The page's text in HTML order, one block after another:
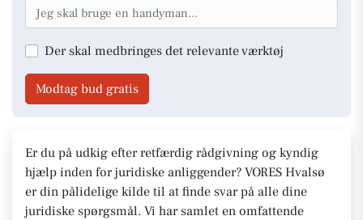
Der skal medbringes det relevante værktøj
Modtag bud gratis
Er du på udkig efter retfærdig rådgivning og kyndig
hjælp inden for juridiske anliggender? VORES Hvalsø
er din pålidelige kilde til at finde svar på alle dine
juridiske spørgsmål. Vi har samlet en omfattende